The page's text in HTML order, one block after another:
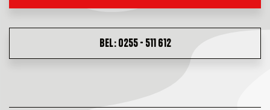
BEL: 0255 - 511 612